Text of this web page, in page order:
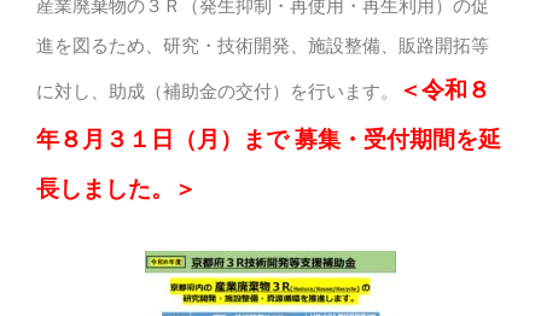
産業廃棄物の３Ｒ（発生抑制・再使用・再生利用）の促
進を図るため、研究・技術開発、施設整備、販路開拓等
に対し、助成（補助金の交付）を行います。
＜令和８
年８月３１日（月）まで 募集・受付期間を延
長しました。＞